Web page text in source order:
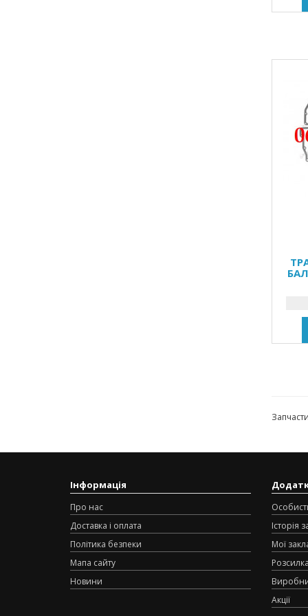
Інформація
Про нас
Доставка і оплата
Політика безпеки
Мапа сайту
Новини
Історія
Мої
Акції